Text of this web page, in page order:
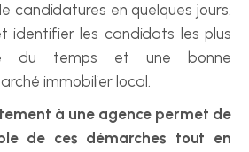
candidatures en quelques jours.
identifier les candidats les plus
du temps et une bonne
immobilier local.
à une agence permet de
de ces démarches tout en